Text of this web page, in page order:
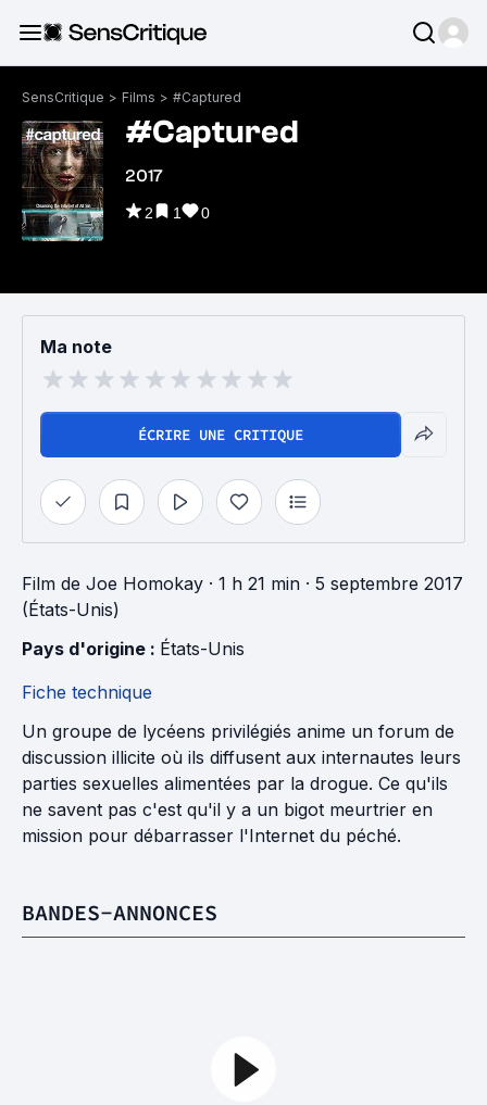
SensCritique > Films > #Captured
#Captured
2017
2 1 0
Ma note
ÉCRIRE UNE CRITIQUE
Film de Joe Homokay · 1 h 21 min · 5 septembre 2017
(États-Unis)
Pays d'origine : États-Unis
Fiche technique
Un groupe de lycéens privilégiés anime un forum de
discussion illicite où ils diffusent aux internautes leurs
parties sexuelles alimentées par la drogue. Ce qu'ils
ne savent pas c'est qu'il y a un bigot meurtrier en
mission pour débarrasser l'Internet du péché.
BANDES-ANNONCES